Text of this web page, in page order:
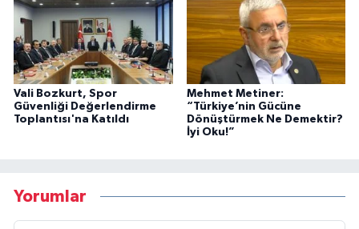
Vali Bozkurt, Spor
Güvenliği Değerlendirme
Toplantısı'na Katıldı
Mehmet Metiner:
“Türkiye’nin Gücüne
Dönüştürmek Ne Demektir?
İyi Oku!”
Yorumlar